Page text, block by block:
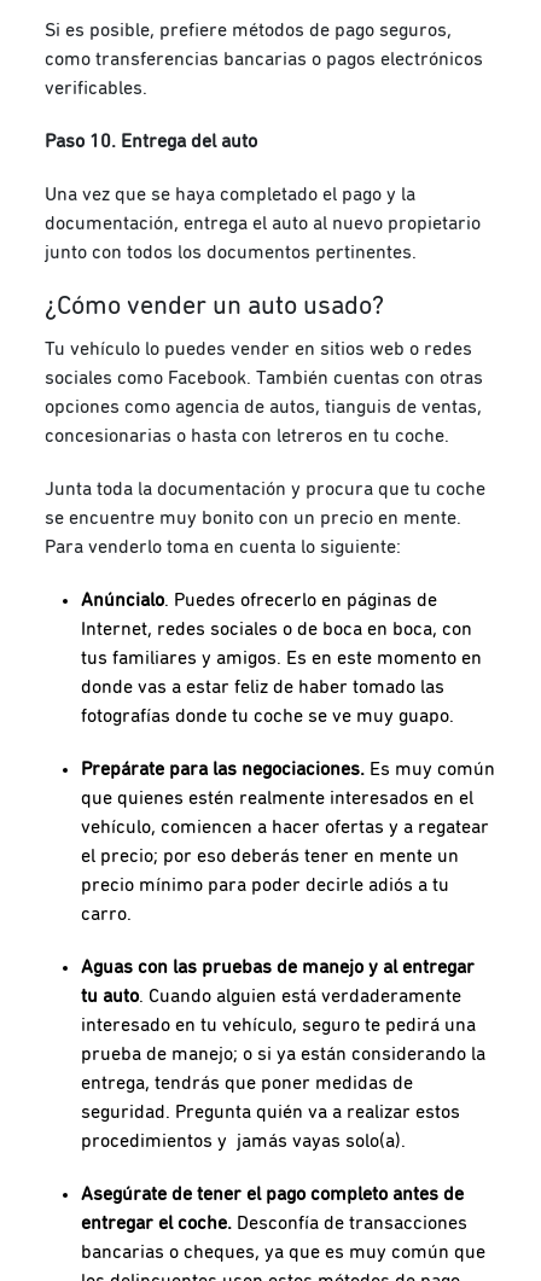
Si es posible, prefiere métodos de pago seguros,
como transferencias bancarias o pagos electrónicos
verificables.
Paso 10. Entrega del auto
Una vez que se haya completado el pago y la
documentación, entrega el auto al nuevo propietario
junto con todos los documentos pertinentes.
¿Cómo vender un auto usado?
Tu vehículo lo puedes vender en sitios web o redes
sociales como Facebook. También cuentas con otras
opciones como agencia de autos, tianguis de ventas,
concesionarias o hasta con letreros en tu coche.
Junta toda la documentación y procura que tu coche
se encuentre muy bonito con un precio en mente.
Para venderlo toma en cuenta lo siguiente:
Anúncialo. Puedes ofrecerlo en páginas de
Internet, redes sociales o de boca en boca, con
tus familiares y amigos. Es en este momento en
donde vas a estar feliz de haber tomado las
fotografías donde tu coche se ve muy guapo.
Prepárate para las negociaciones. Es muy común
que quienes estén realmente interesados en el
vehículo, comiencen a hacer ofertas y a regatear
el precio; por eso deberás tener en mente un
precio mínimo para poder decirle adiós a tu
carro.
Aguas con las pruebas de manejo y al entregar
tu auto. Cuando alguien está verdaderamente
interesado en tu vehículo, seguro te pedirá una
prueba de manejo; o si ya están considerando la
entrega, tendrás que poner medidas de
seguridad. Pregunta quién va a realizar estos
procedimientos y jamás vayas solo(a).
Asegúrate de tener el pago completo antes de
entregar el coche. Desconfía de transacciones
bancarias o cheques, ya que es muy común que